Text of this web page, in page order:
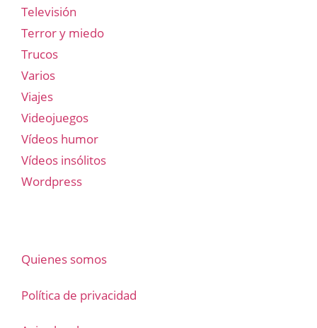
Televisión
Terror y miedo
Trucos
Varios
Viajes
Videojuegos
Vídeos humor
Vídeos insólitos
Wordpress
Quienes somos
Política de privacidad